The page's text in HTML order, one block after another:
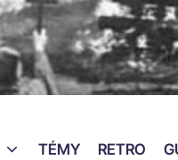
TÉMY RETRO